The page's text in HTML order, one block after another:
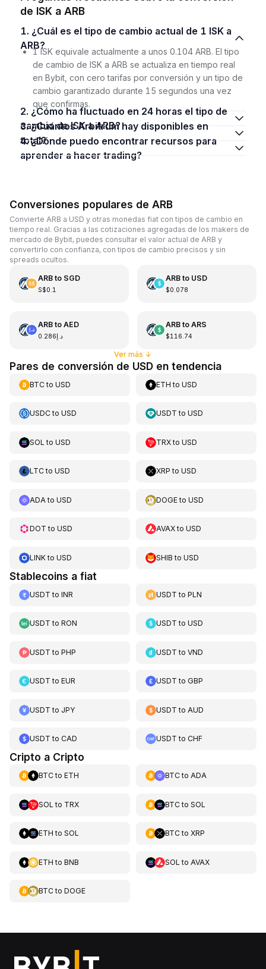
de ISK a ARB
1. ¿Cuál es el tipo de cambio actual de 1 ISK a
ARB?
1 ISK equivale actualmente a unos 0.104 ARB. El tipo
de cambio de ISK a ARB se actualiza en tiempo real
en Bybit, con cero tarifas por conversión y un tipo de
cambio garantizado durante 15 segundos una vez
que confirmas.
2. ¿Cómo ha fluctuado en 24 horas el tipo de
cambio de ISK a ARB?
3. ¿Cuántos Arbitrum hay disponibles en
total?
4. ¿Dónde puedo encontrar recursos para
aprender a hacer trading?
Conversiones populares de ARB
Convierte ARB a USD y otras monedas fiat con tipos de cambio en
tiempo real. Gracias a las cotizaciones agregadas de los makers de
mercado de Bybit, puedes consultar el valor actual de ARB y
convertirlo con confianza, con tipos de cambio precisos y sin
spreads ocultos.
ARBto SGD
S$0.1
ARBto USD
$0.078
ARBto AED
د.إ0.286
ARBto ARS
$116.74
Ver más ↓
Pares de conversión de USD en tendencia
BTCto USD ETH toUSD
USDCto USD USDT toUSD
SOL to USD TRXtoUSD
LTCto USD XRP toUSD
ADA to USD DOGEtoUSD
DOT to USD AVAXtoUSD
LINKto USD SHIB toUSD
Stablecoins a fiat
USDT to INR USDT toPLN
USDT to RON USDT toUSD
USDT to PHP USDT toVND
USDT to EUR USDT toGBP
USDT to JPY USDT to AUD
USDT to CAD USDT toCHF
Cripto a Cripto
BTCto ETH BTCto ADA
SOL to TRX BTCto SOL
ETH to SOL BTCto XRP
ETH to BNB SOL to AVAX
BTCto DOGE